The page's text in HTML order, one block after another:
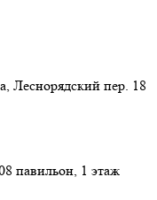
Леснорядский пер. 18
павильон, 1 этаж